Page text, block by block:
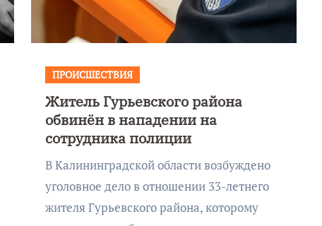
ПРОИСШЕСТВИЯ
Житель Гурьевского района
обвинён в нападении на
сотрудника полиции
В Калининградской области возбуждено
уголовное дело в отношении 33-летнего
жителя Гурьевского района, которому